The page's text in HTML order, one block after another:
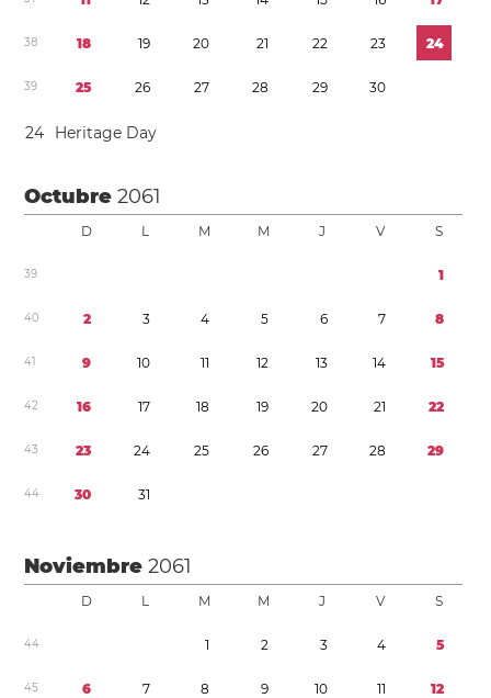
38 18 19 20 21 22 23 24
39 25 26 27 28 29 30
24 Heritage Day
Octubre2061
D L M M J V S
39 1
40 2 3 4 5 6 7 8
41 9 10 11 12 13 14 15
42 16 17 18 19 20 21 22
43 23 24 25 26 27 28 29
44 30 31
Noviembre2061
D L M M J V S
44 1 2 3 4 5
45 6 7 8 9 10 11 12